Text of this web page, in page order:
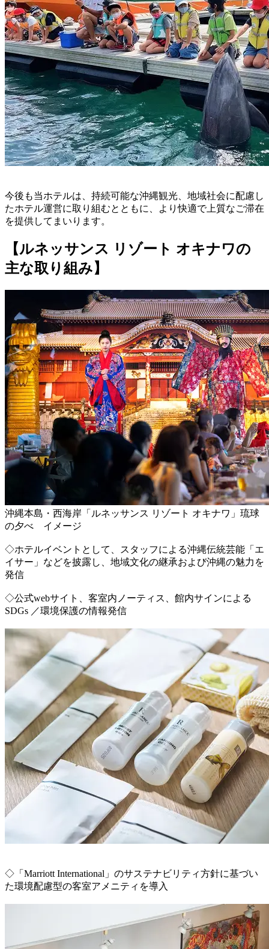
今後も当ホテルは、持続可能な沖縄観光、地域社会に配慮し
たホテル運営に取り組むとともに、より快適で上質なご滞在
を提供してまいります。
【ルネッサンス リゾート オキナワの
主な取り組み】
沖縄本島・西海岸「ルネッサンス リゾート オキナワ」琉球
の夕べ イメージ
◇ホテルイベントとして、スタッフによる沖縄伝統芸能「エ
イサー」などを披露し、地域文化の継承および沖縄の魅力を
発信
◇公式webサイト、客室内ノーティス、館内サインによる
SDGs ／環境保護の情報発信
◇「Marriott International」のサステナビリティ方針に基づい
た環境配慮型の客室アメニティを導入